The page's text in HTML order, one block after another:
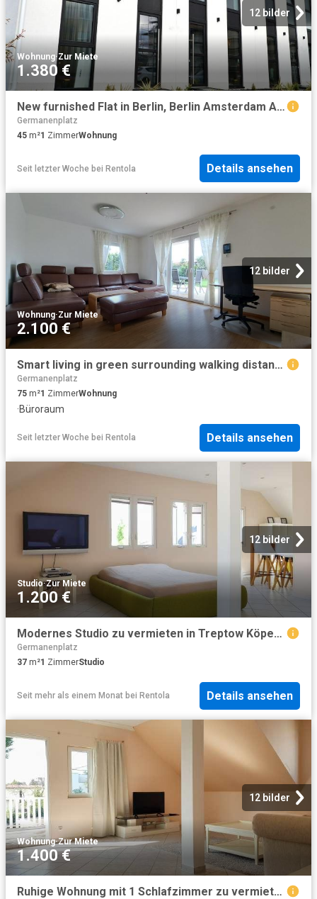
12 bilder
Wohnung·Zur Miete
1.380 €
New furnished Flat in Berlin, Berlin Amsterdam Apartments for Rent
Germanenplatz
45 m²1 ZimmerWohnung
Seit letzter Woche bei Rentola Details ansehen
12 bilder
Wohnung·Zur Miete
2.100 €
Smart living in green surrounding walking distance to the Technology Park Adlershof, Berlin Amsterdam Apartments for Rent
Germanenplatz
75 m²1 ZimmerWohnung
·Büroraum
Seit letzter Woche bei Rentola Details ansehen
12 bilder
Studio·Zur Miete
1.200 €
Modernes Studio zu vermieten in Treptow Köpenick, Berlin
Germanenplatz
37 m²1 ZimmerStudio
Seit mehr als einem Monat bei Rentola Details ansehen
12 bilder
Wohnung·Zur Miete
1.400 €
Ruhige Wohnung mit 1 Schlafzimmer zu vermieten in Treptow, Berlin